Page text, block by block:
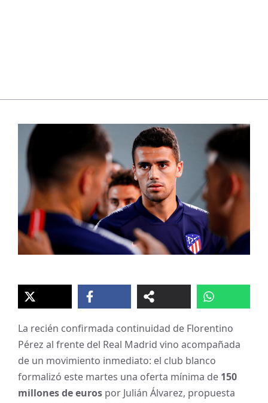
La recién confirmada continuidad de Florentino
Pérez al frente del Real Madrid vino acompañada
de un movimiento inmediato: el club blanco
formalizó este martes una oferta mínima de 150
millones de euros por Julián Álvarez, propuesta